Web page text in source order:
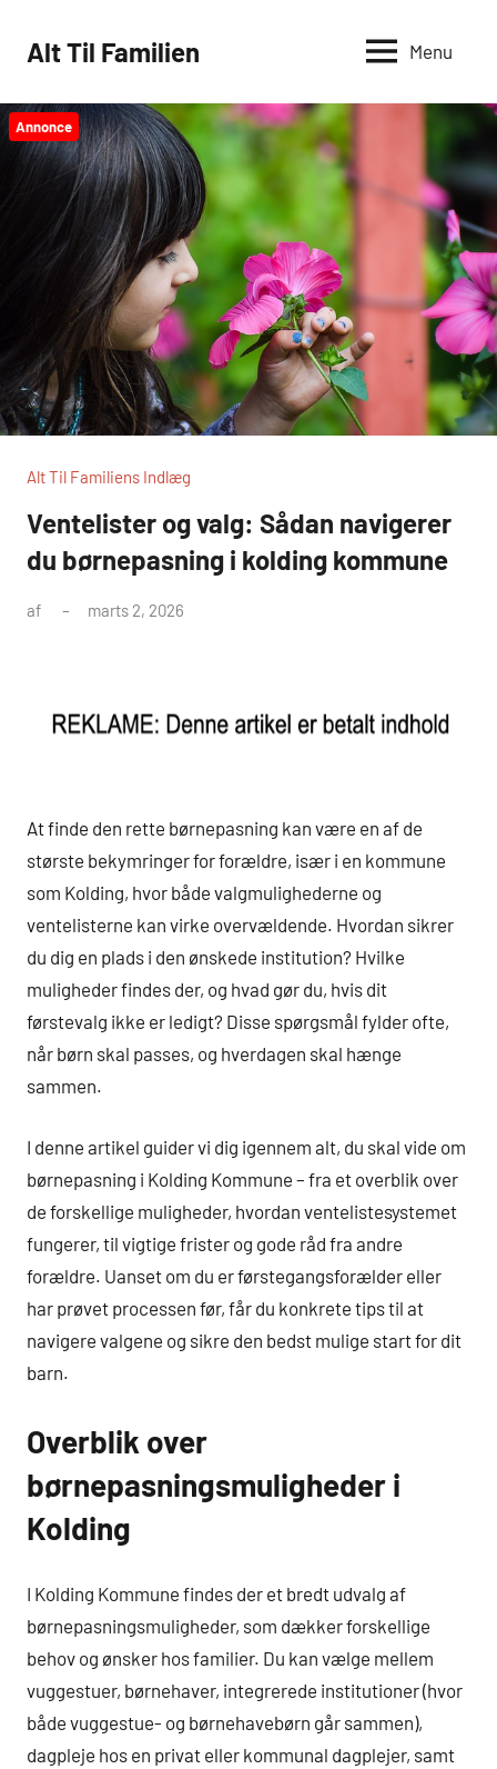
Alt Til Familien Menu
Annonce
Alt Til Familiens Indlæg
Ventelister og valg: Sådan navigerer
du børnepasning i kolding kommune
af marts 2, 2026
At finde den rette børnepasning kan være en af de
største bekymringer for forældre, især i en kommune
som Kolding, hvor både valgmulighederne og
ventelisterne kan virke overvældende. Hvordan sikrer
du dig en plads i den ønskede institution? Hvilke
muligheder findes der, og hvad gør du, hvis dit
førstevalg ikke er ledigt? Disse spørgsmål fylder ofte,
når børn skal passes, og hverdagen skal hænge
sammen.
I denne artikel guider vi dig igennem alt, du skal vide om
børnepasning i Kolding Kommune – fra et overblik over
de forskellige muligheder, hvordan ventelistesystemet
fungerer, til vigtige frister og gode råd fra andre
forældre. Uanset om du er førstegangsforælder eller
har prøvet processen før, får du konkrete tips til at
navigere valgene og sikre den bedst mulige start for dit
barn.
Overblik over
børnepasningsmuligheder i
Kolding
I Kolding Kommune findes der et bredt udvalg af
børnepasningsmuligheder, som dækker forskellige
behov og ønsker hos familier. Du kan vælge mellem
vuggestuer, børnehaver, integrerede institutioner (hvor
både vuggestue- og børnehavebørn går sammen),
dagpleje hos en privat eller kommunal dagplejer, samt